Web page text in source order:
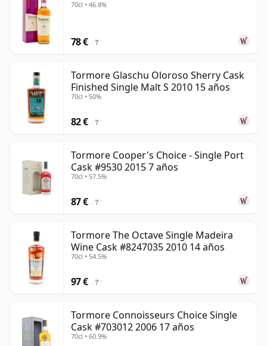
70cl • 46.8%
78 € ?
Tormore Glaschu Oloroso Sherry Cask
Finished Single Malt S 2010 15 años
70cl • 50%
82 € ?
Tormore Cooper's Choice - Single Port
Cask #9530 2015 7 años
70cl • 57.5%
87 € ?
Tormore The Octave Single Madeira
Wine Cask #8247035 2010 14 años
70cl • 54.5%
97 € ?
Tormore Connoisseurs Choice Single
Cask #703012 2006 17 años
70cl • 60.9%